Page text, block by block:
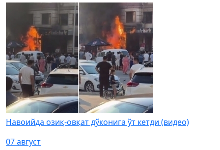
Навоийда озиқ-овқат дўконига ўт кетди (видео)
07 август